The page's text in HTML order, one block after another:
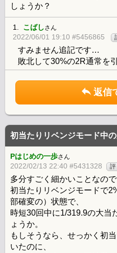
しょうか？
1. こばしさん
2022/06/01 19:10 #5456865
すみません追記です…
敗北して30%の2R通常を
返信
初当たりリベンジモード中
Pはじめの一歩さん
2022/02/13 22:40 #5431328 評
多分すごく細かいことなので
初当たりリベンジモードで
部確変の）状態で、
時短30回中に1/319.9の大当
ょうか。
もしそうなら、せっかく初
いたのに、